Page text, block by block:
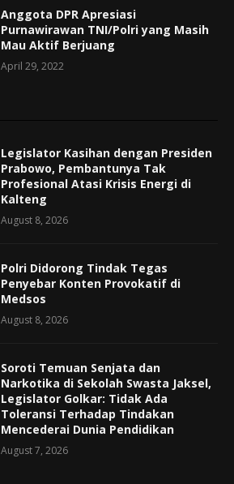
Anggota DPR Apresiasi
Purnawirawan TNI/Polri yang Masih
Mau Aktif Berjuang
April 29, 2022
Legislator Kasihan dengan Presiden
Prabowo, Pembantunya Tak
Profesional Atasi Krisis Energi di
Kalteng
August 8, 2026
Polri Didorong Tindak Tegas
Penyebar Konten Provokatif di
Medsos
August 8, 2026
Soroti Temuan Senjata dan
Narkotika di Sekolah Swasta Jaksel,
Legislator Golkar: Tidak Ada
Toleransi Terhadap Tindakan
Mencederai Dunia Pendidikan
August 7, 2026